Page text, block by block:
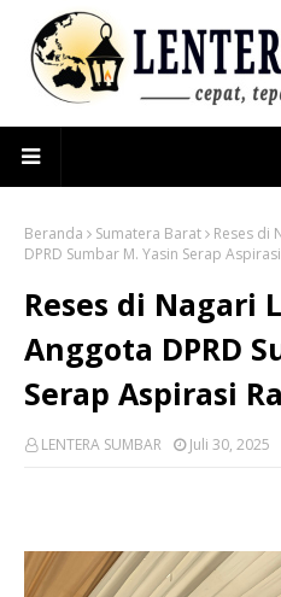
Beranda Sumatera Barat
Reses di
DPRD Sumbar M. Yasin Serap
Reses di Nagari
Anggota DPRD
Serap Aspirasi
LENTERA SUMBAR Juli 30, 2025